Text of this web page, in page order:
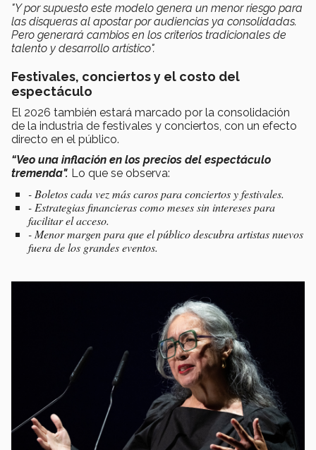
"Y por supuesto este modelo genera un menor riesgo para
las disqueras al apostar por audiencias ya consolidadas.
Pero generará cambios en los criterios tradicionales de
talento y desarrollo artístico".
Festivales, conciertos y el costo del
espectáculo
El 2026 también estará marcado por la consolidación
de la industria de festivales y conciertos, con un efecto
directo en el público.
“Veo una inflación en los precios del espectáculo
tremenda". Lo que se observa:
- Boletos cada vez más caros para conciertos y festivales.
- Estrategias financieras como meses sin intereses para
facilitar el acceso.
- Menor margen para que el público descubra artistas nuevos
fuera de los grandes eventos.